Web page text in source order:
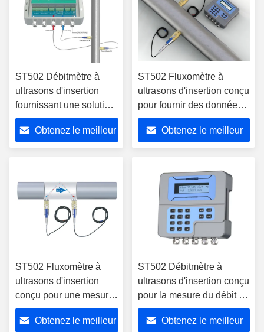
ST502 Débitmètre à
ultrasons d'insertion
fournissant une solution
de mesure précise du
débit en temps de transit
pour des applications de
Obtenez le meilleur
ST502 Fluxomètre à
ultrasons d'insertion conçu
pour fournir des données
de débit avec une
précision de ± 0,5% sur un
large éventail de tuyaux
Obtenez le meilleur
ST502 Fluxomètre à
ultrasons d'insertion
conçu pour une mesure
précise du débit avec
une précision de ± 0,5%
Obtenez le meilleur
ST502 Débitmètre à
ultrasons d'insertion conçu
pour la mesure du débit en
temps de transit avec une
grande précision sur
Obtenez le meilleur